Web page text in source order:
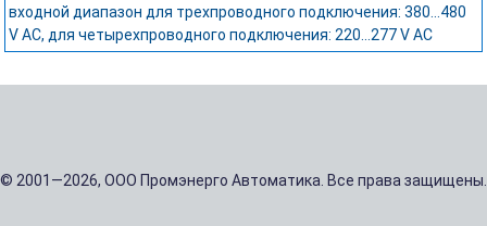
входной диапазон для трехпроводного подключения: 380...480
V AC, для четырехпроводного подключения: 220...277 V AC
© 2001—2026, ООО Промэнерго Автоматика. Все права защищены.